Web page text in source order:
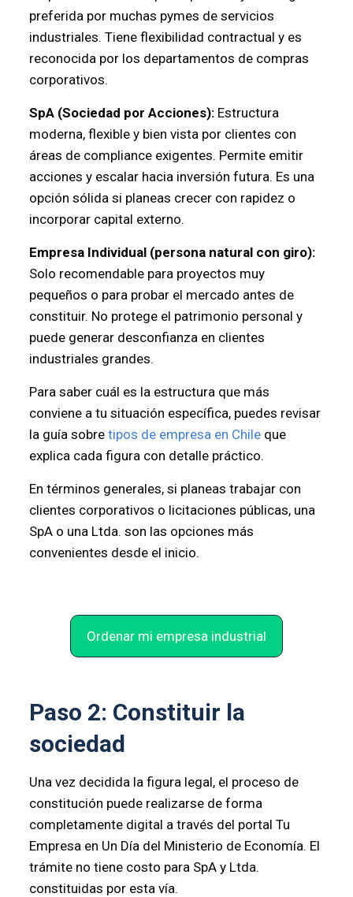
preferida por muchas pymes de servicios
industriales. Tiene flexibilidad contractual y es
reconocida por los departamentos de compras
corporativos.
SpA (Sociedad por Acciones):Estructura
moderna, flexible y bien vista por clientes con
áreas de compliance exigentes. Permite emitir
acciones y escalar hacia inversión futura. Es una
opción sólida si planeas crecer con rapidez o
incorporar capital externo.
Empresa Individual (persona natural con giro):
Solo recomendable para proyectos muy
pequeños o para probar el mercado antes de
constituir. No protege el patrimonio personal y
puede generar desconfianza en clientes
industriales grandes.
Para saber cuál es la estructura que más
conviene a tu situación específica, puedes revisar
la guía sobre tipos de empresa en Chileque
explica cada figura con detalle práctico.
En términos generales, si planeas trabajar con
clientes corporativos o licitaciones públicas, una
SpA o una Ltda. son las opciones más
convenientes desde el inicio.
Ordenar mi empresa industrial
Paso 2: Constituir la
sociedad
Una vez decidida la figura legal, el proceso de
constitución puede realizarse de forma
completamente digital a través del portal Tu
Empresa en Un Día del Ministerio de Economía. El
trámite no tiene costo para SpA y Ltda.
constituidas por esta vía.